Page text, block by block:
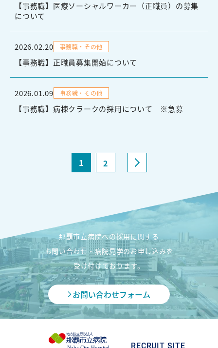
【事務職】医療ソーシャルワーカー（正職員）の募集
について
2026.02.20 事務職・その他
【事務職】正職員募集開始について
2026.01.09 事務職・その他
【事務職】病棟クラークの採用について ※急募
1 2
那覇市立病院への採用に関する
お問い合わせ・病院見学のお申し込みを
受け付けております。
お問い合わせフォーム
RECRUIT SITE